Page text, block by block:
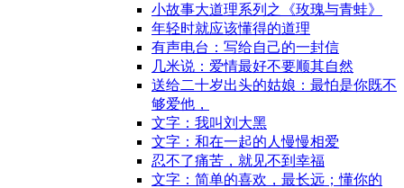
小故事大道理系列之《玫瑰与青蛙》
年轻时就应该懂得的道理
有声电台：写给自己的一封信
几米说：爱情最好不要顺其自然
送给二十岁出头的姑娘：最怕是你既不
够爱他，
文字：我叫刘大黑
文字：和在一起的人慢慢相爱
忍不了痛苦，就见不到幸福
文字：简单的喜欢，最长远；懂你的